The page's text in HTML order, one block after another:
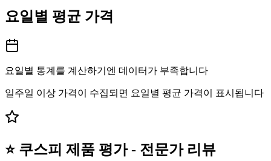
요일별 평균 가격
요일별 통계를 계산하기엔 데이터가 부족합니다
일주일 이상 가격이 수집되면 요일별 평균 가격이 표시됩니다
⭐ 쿠스피 제품 평가 - 전문가 리뷰